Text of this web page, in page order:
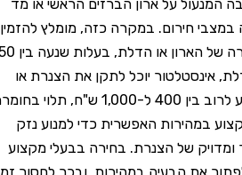
על ארון הברזים הראשי או מד
חירום. במקרה כזה, מומלץ להזמין
מנעולן אקספרס לפתיחה מהירה של הארון או הדלת, בעלות שנעה בין 250
יוכל לתקן את הצנרת או
הברז התקול. התיקון עצמו ינוע לרוב בין 400 ל-1,000 ש"ח, תלוי בחומרת
האפשרית כדי למנוע נזק
של הצנרת. בחירה בבעלי מקצוע